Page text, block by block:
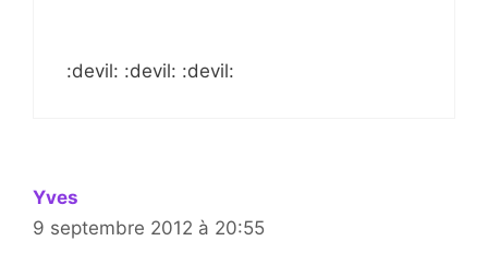
:devil: :devil: :devil:
Yves
9 septembre 2012 à 20:55